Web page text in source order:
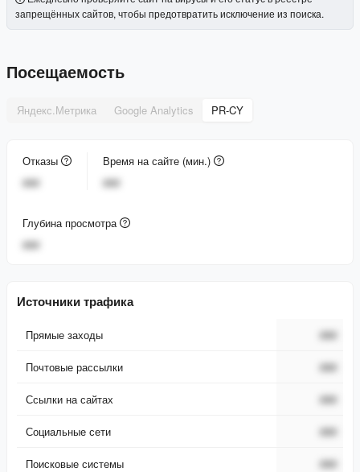
запрещённых сайтов, чтобы предотвратить исключение из поиска.
Посещаемость
Яндекс.Метрика Google Analytics PR-CY
Отказы
###
Время на сайте (мин.)
###
Глубина просмотра
###
Источники трафика
Прямые заходы ###
Почтовые рассылки ###
Ссылки на сайтах ###
Социальные сети ###
Поисковые системы ###